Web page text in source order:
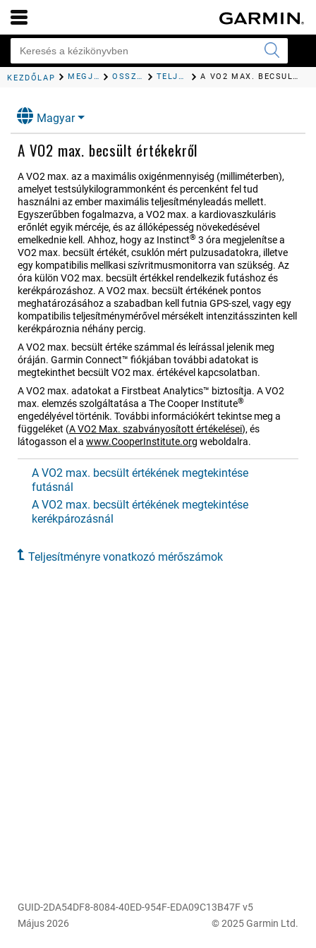
KEZDŐLAP MEGJELENÉS ÖSSZEFOGLALÓK TELJESÍTMÉNYRE VONATKOZÓ MÉRŐSZÁMOK A VO2 MAX. BECSÜLT ÉRTÉKEKRŐL
Magyar
A VO2 max. becsült értékekről
A VO2 max. az a maximális oxigénmennyiség (milliméterben),
amelyet testsúlykilogrammonként és percenként fel tud
használni az ember maximális teljesítményleadás mellett.
Egyszerűbben fogalmazva, a VO2 max. a kardiovaszkuláris
erőnlét egyik mércéje, és az állóképesség növekedésével
emelkednie kell. Ahhoz, hogy az Instinct® 3 óra megjelenítse a
VO2 max. becsült értékét, csuklón mért pulzusadatokra, illetve
egy kompatibilis mellkasi szívritmusmonitorra van szükség. Az
óra külön VO2 max. becsült értékkel rendelkezik futáshoz és
kerékpározáshoz. A VO2 max. becsült értékének pontos
meghatározásához a szabadban kell futnia GPS-szel, vagy egy
kompatibilis teljesítménymérővel mérsékelt intenzitásszinten kell
kerékpároznia néhány percig.
A VO2 max. becsült értéke számmal és leírással jelenik meg
óráján. Garmin Connect™ fiókjában további adatokat is
megtekinthet becsült VO2 max. értékével kapcsolatban.
A VO2 max. adatokat a Firstbeat Analytics™ biztosítja. A VO2
max. elemzés szolgáltatása a The Cooper Institute®
engedélyével történik. További információkért tekintse meg a
függeléket (A VO2 Max. szabványosított értékelései), és
látogasson el a www.CooperInstitute.org weboldalra.
A VO2 max. becsült értékének megtekintése
futásnál
A VO2 max. becsült értékének megtekintése
kerékpározásnál
Teljesítményre vonatkozó mérőszámok
GUID-2DA54DF8-8084-40ED-954F-EDA09C13B47F v5
Május 2026
© 2025 Garmin Ltd.